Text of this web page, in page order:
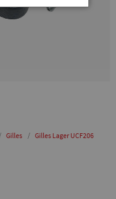
Gilles Gilles Lager UCF206